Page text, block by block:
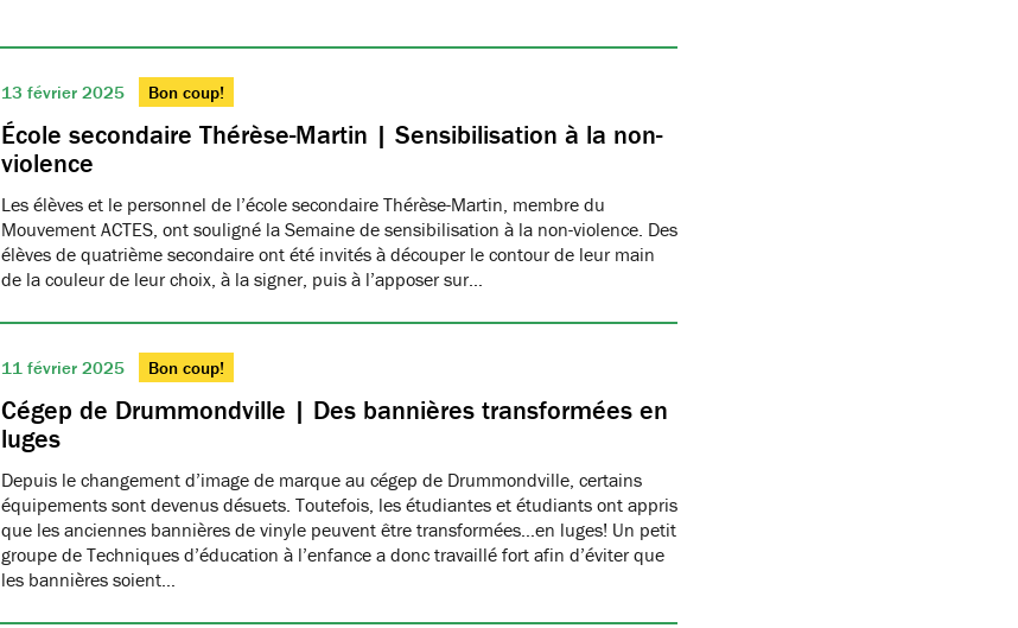
13 février 2025 Bon coup!
École secondaire Thérèse-Martin | Sensibilisation à la non-
violence
Les élèves et le personnel de l’école secondaire Thérèse-Martin, membre du
Mouvement ACTES, ont souligné la Semaine de sensibilisation à la non-violence. Des
élèves de quatrième secondaire ont été invités à découper le contour de leur main
de la couleur de leur choix, à la signer, puis à l’apposer sur…
11 février 2025 Bon coup!
Cégep de Drummondville | Des bannières transformées en
luges
Depuis le changement d’image de marque au cégep de Drummondville, certains
équipements sont devenus désuets. Toutefois, les étudiantes et étudiants ont appris
que les anciennes bannières de vinyle peuvent être transformées…en luges! Un petit
groupe de Techniques d’éducation à l’enfance a donc travaillé fort afin d’éviter que
les bannières soient…